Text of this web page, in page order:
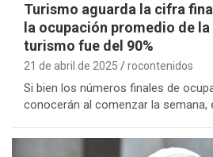
Turismo aguarda la cifra
la ocupación promedio de
turismo fue del 90%
21 de abril de 2025 rocontenidos
Si bien los números finales de
conocerán al comenzar la semana,